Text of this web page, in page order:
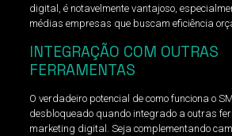
digital, é notavelmente vantajoso,
médias empresas que buscam eficiência
INTEGRAÇÃO COM OUTRAS
FERRAMENTAS
O verdadeiro potencial de como funciona o
desbloqueado quando integrado a outras
marketing digital. Seja complementando